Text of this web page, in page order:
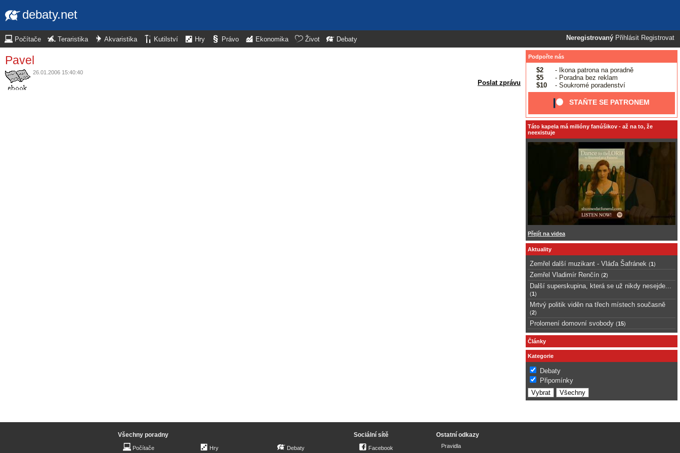
debaty.net
Neregistrovaný Přihlásit Registrovat
Počítače Teraristika Akvaristika Kutilství Hry Právo Ekonomika Život Debaty
Pavel
26.01.2006 15:40:40
Poslat zprávu
Podpořte nás
$2
- Ikona patrona na poradně
$5
- Poradna bez reklam
$10
- Soukromé poradenství
STAŇTE SE PATRONEM
Táto kapela má milióny fanúšikov - až na to, že
neexistuje
Přejít na videa
Aktuality
Zemřel další muzikant - Vláďa Šafránek (1 )
Zemřel Vladimír Renčín (2)
Další superskupina, která se už nikdy nesejde...
(1 )
Mrtvý politik viděn na třech místech současně
(2)
Prolomení domovní svobody (15)
Články
Kategorie
Debaty
Připomínky
Všechny poradny
Počítače Hry Debaty
Sociální sítě
Facebook
Ostatní odkazy
Pravidla